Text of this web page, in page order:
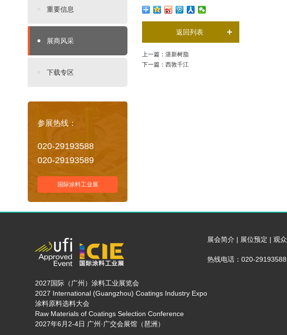
重要信息
展商风采
下载专区
参展热线：
020-29193588
020-29193589
国际涂料工业展
返回列表
上一篇： 湛新树脂
下一篇： 西敦千江
2027国际（广州）涂料工业展览会
2027 International (Guangzhou) Coatings Industry Expo
涂料原料选料大会
Raw Materials of Coatings Selection Conference
2027年6月2-4日 广州·广交会展馆（琶洲）
展会简介 | 展位预定 | 观
热线电话：020-